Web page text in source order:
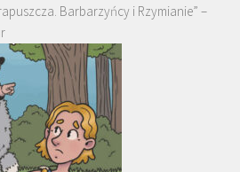
Barbarzyńcy i Rzymianie” –